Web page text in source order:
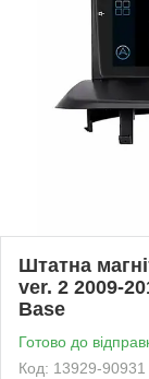
Штатна
ver. 2 2009-
Base
Готово до
Код: 13929-90931